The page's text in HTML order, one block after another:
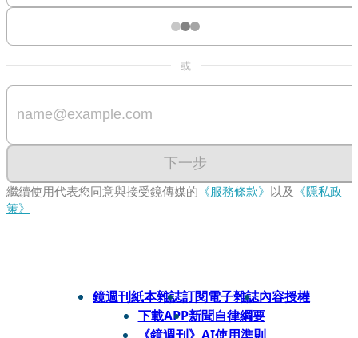
或
下一步
繼續使用代表您同意與接受鏡傳媒的 《服務條款》 以及 《隱私政
策》
鏡週刊紙本雜誌訂閱電子雜誌內容授權
下載APP新聞自律綱要